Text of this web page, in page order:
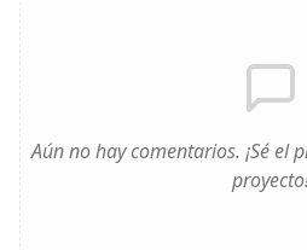
Aún no hay comentarios. ¡Sé el